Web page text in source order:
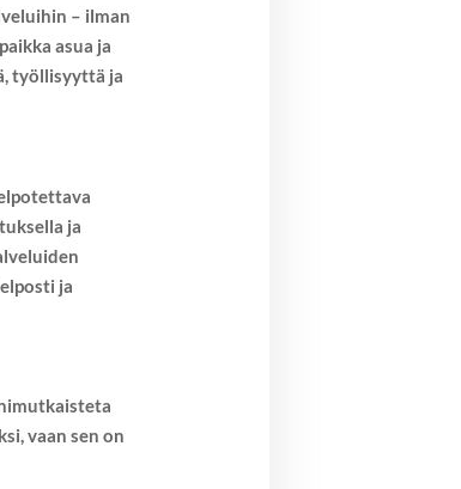
– ilman
asua ja
työllisyyttä ja
ja
ja
vaan sen on